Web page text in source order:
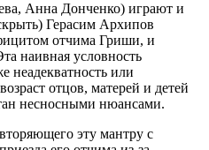
Анна Донченко) играют и
Герасим Архипов
отчима Гриши, и
наивная условность
неадекватность или
отцов, матерей и детей
несносными нюансами.
эту мантру с